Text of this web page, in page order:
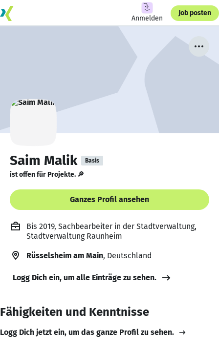
Anmelden
Job posten
Saim Malik Basis
ist offen für Projekte. 🔎
Ganzes Profil ansehen
Bis 2019, Sachbearbeiter in der Stadtverwaltung,
Stadtverwaltung Raunheim
Rüsselsheim am Main, Deutschland
Logg Dich ein, um alle Einträge zu sehen.
Fähigkeiten und Kenntnisse
Logg Dich jetzt ein, um das ganze Profil zu sehen.